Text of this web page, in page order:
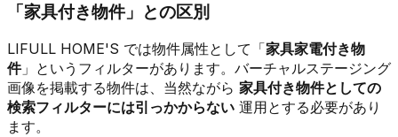
「家具付き物件」との区別
LIFULL HOME'S では物件属性として「家具家電付き物
件」というフィルターがあります。バーチャルステージング
画像を掲載する物件は、当然ながら 家具付き物件としての
検索フィルターには引っかからない 運用とする必要があり
ます。